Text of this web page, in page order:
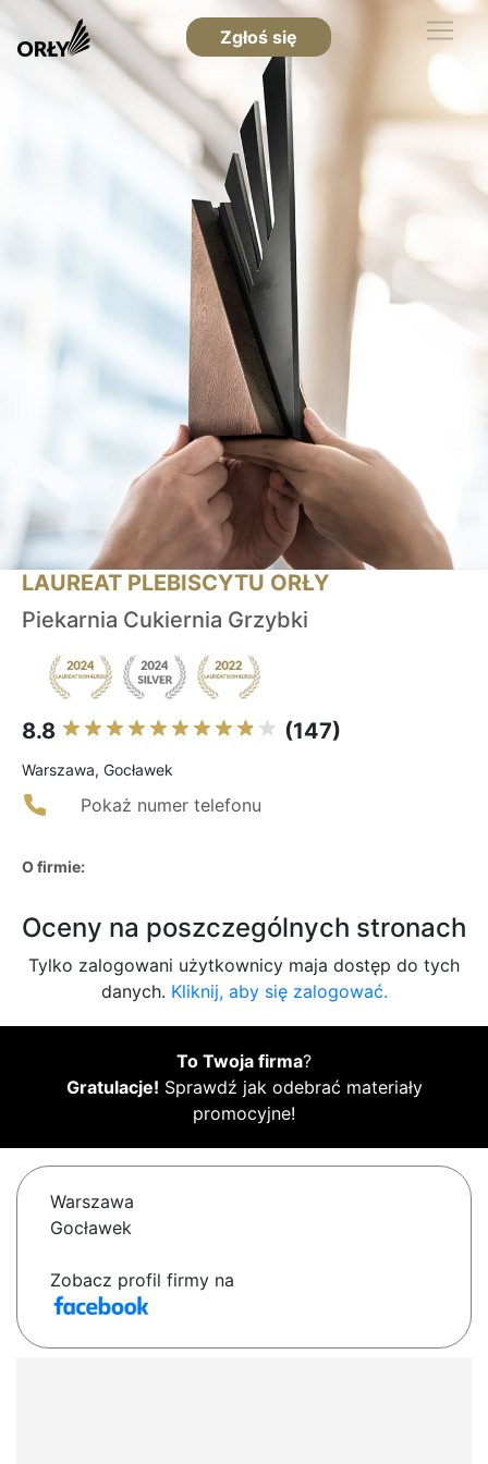
Zgłoś się
LAUREAT PLEBISCYTU ORŁY
Piekarnia Cukiernia Grzybki
8.8 (147)
Warszawa, Gocławek
Pokaż numer telefonu
O firmie:
Oceny na poszczególnych stronach
Tylko zalogowani użytkownicy maja dostęp do tych
danych. Kliknij, aby się zalogować.
To Twoja firma?
Gratulacje! Sprawdź jak odebrać materiały
promocyjne!
Warszawa
Gocławek
Zobacz profil firmy na